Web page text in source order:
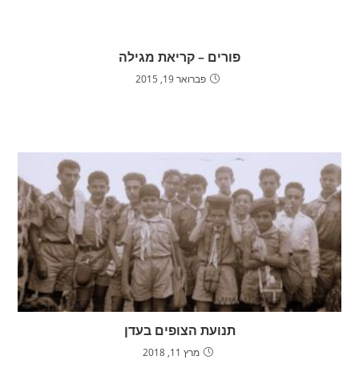
פורים – קריאת מגילה
פברואר 19, 2015
תנועת הצופים בעדן
מרץ 11, 2018